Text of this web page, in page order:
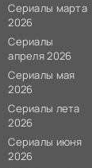
Сериалы марта
2026
Сериалы
апреля 2026
Сериалы мая
2026
Сериалы лета
2026
Сериалы июня
2026